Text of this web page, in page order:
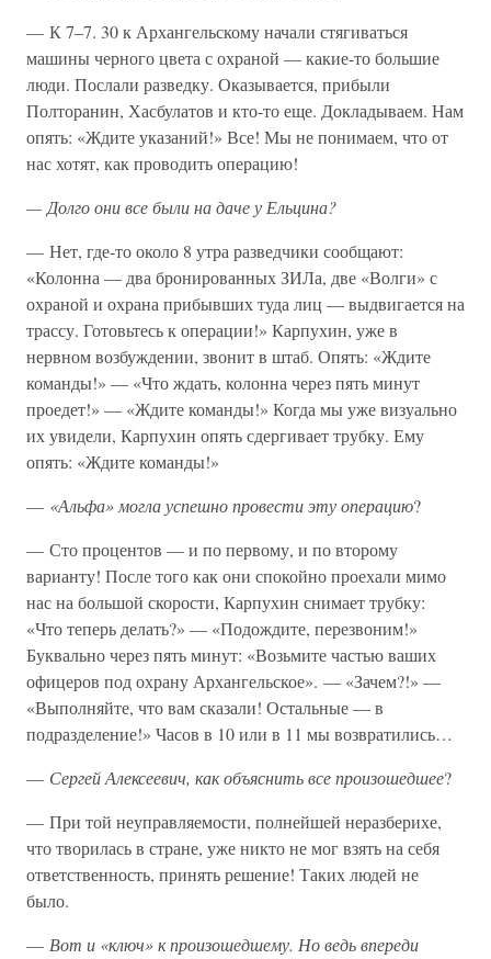
— К 7–7. 30 к Архангельскому начали стягиваться
машины черного цвета с охраной — какие-то большие
люди. Послали разведку. Оказывается, прибыли
Полторанин, Хасбулатов и кто-то еще. Докладываем. Нам
опять: «Ждите указаний!» Все! Мы не понимаем, что от
нас хотят, как проводить операцию!
— Долго они все были на даче у Ельцина?
— Нет, где-то около 8 утра разведчики сообщают:
«Колонна — два бронированных ЗИЛа, две «Волги» с
охраной и охрана прибывших туда лиц — выдвигается на
трассу. Готовьтесь к операции!» Карпухин, уже в
нервном возбуждении, звонит в штаб. Опять: «Ждите
команды!» — «Что ждать, колонна через пять минут
проедет!» — «Ждите команды!» Когда мы уже визуально
их увидели, Карпухин опять сдергивает трубку. Ему
опять: «Ждите команды!»
— «Альфа» могла успешно провести эту операцию?
— Сто процентов — и по первому, и по второму
варианту! После того как они спокойно проехали мимо
нас на большой скорости, Карпухин снимает трубку:
«Что теперь делать?» — «Подождите, перезвоним!»
Буквально через пять минут: «Возьмите частью ваших
офицеров под охрану Архангельское». — «Зачем?!» —
«Выполняйте, что вам сказали! Остальные — в
подразделение!» Часов в 10 или в 11 мы возвратились…
— Сергей Алексеевич, как объяснить все произошедшее?
— При той неуправляемости, полнейшей неразберихе,
что творилась в стране, уже никто не мог взять на себя
ответственность, принять решение! Таких людей не
было.
— Вот и «ключ» к произошедшему. Но ведь впереди